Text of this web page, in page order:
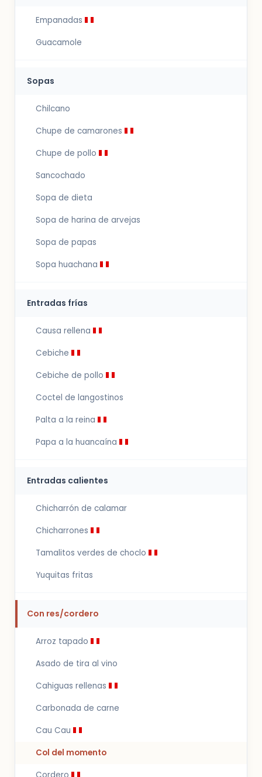
Empanadas
Guacamole
Sopas
Chilcano
Chupe de camarones
Chupe de pollo
Sancochado
Sopa de dieta
Sopa de harina de arvejas
Sopa de papas
Sopa huachana
Entradas frías
Causa rellena
Cebiche
Cebiche de pollo
Coctel de langostinos
Palta a la reina
Papa a la huancaína
Entradas calientes
Chicharrón de calamar
Chicharrones
Tamalitos verdes de choclo
Yuquitas fritas
Con res/cordero
Arroz tapado
Asado de tira al vino
Cahiguas rellenas
Carbonada de carne
Cau Cau
Col del momento